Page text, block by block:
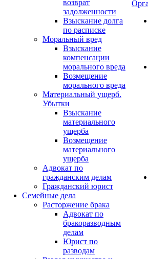
возврат
задолженности
Взыскание долга
по расписке
Моральный вред
Взыскание
компенсации
морального вреда
Возмещение
морального вреда
Материальный ущерб.
Убытки
Взыскание
материального
ущерба
Возмещение
материального
ущерба
Адвокат по
гражданским делам
Гражданский юрист
Семейные дела
Расторжение брака
Адвокат по
бракоразводным
делам
Юрист по
разводам